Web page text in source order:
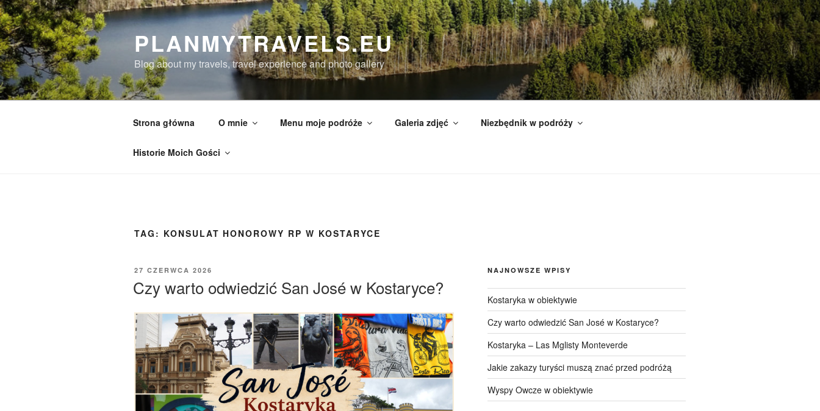
Przejdź
do
treści
PLANMYTRAVELS.EU
Blog about my travels, travel experience and photo gallery
Strona główna O mnie Menu moje podróże Galeria zdjęć Niezbędnik w podróży
Historie Moich Gości
TAG: KONSULAT HONOROWY RP W KOSTARYCE
OPUBLIKOWANE
27 CZERWCA 2026
Czy warto odwiedzić San José w Kostaryce?
NAJNOWSZE WPISY
Kostaryka w obiektywie
Czy warto odwiedzić San José w Kostaryce?
Kostaryka – Las Mglisty Monteverde
Jakie zakazy turyści muszą znać przed podróżą
Wyspy Owcze w obiektywie